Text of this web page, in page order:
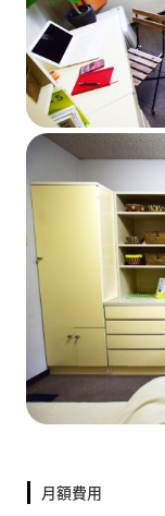
月額費用